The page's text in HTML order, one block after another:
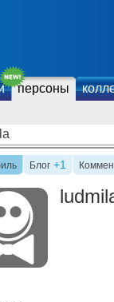
персоны
Блог +1